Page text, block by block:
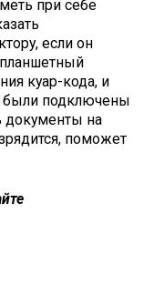
при себе
если он
куар-кода, и
были подключены
документы на
поможет